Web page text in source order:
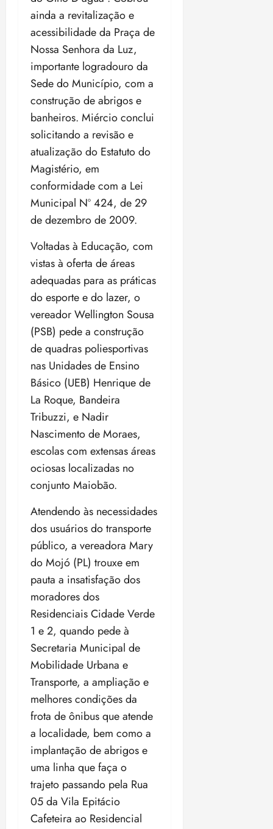
ainda a revitalização e
acessibilidade da Praça de
Nossa Senhora da Luz,
importante logradouro da
Sede do Município, com a
construção de abrigos e
banheiros. Miércio conclui
solicitando a revisão e
atualização do Estatuto do
Magistério, em
conformidade com a Lei
Municipal Nº 424, de 29
de dezembro de 2009.
Voltadas à Educação, com
vistas à oferta de áreas
adequadas para as práticas
do esporte e do lazer, o
vereador Wellington Sousa
(PSB) pede a construção
de quadras poliesportivas
nas Unidades de Ensino
Básico (UEB) Henrique de
La Roque, Bandeira
Tribuzzi, e Nadir
Nascimento de Moraes,
escolas com extensas áreas
ociosas localizadas no
conjunto Maiobão.
Atendendo às necessidades
dos usuários do transporte
público, a vereadora Mary
do Mojó (PL) trouxe em
pauta a insatisfação dos
moradores dos
Residenciais Cidade Verde
1 e 2, quando pede à
Secretaria Municipal de
Mobilidade Urbana e
Transporte, a ampliação e
melhores condições da
frota de ônibus que atende
a localidade, bem como a
implantação de abrigos e
uma linha que faça o
trajeto passando pela Rua
05 da Vila Epitácio
Cafeteira ao Residencial